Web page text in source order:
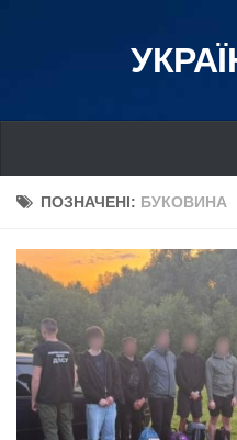
Україна
Дніпро
Івано-Франківськ
Харків
Донбас
ПОЗНАЧЕНІ: БУКОВИНА